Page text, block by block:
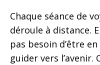
Chaque séance de
déroule à distance.
pas besoin d’être
guider vers l’avenir.